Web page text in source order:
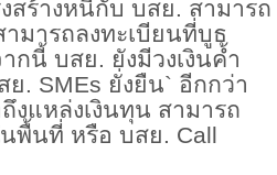
สร้างหนี้กับ บสย. สามารถ
ามารถลงทะเบียนที่บูธ
กนี้ บสย. ยังมีวงเงินค้ำ
ย. SMEs ยั่งยืน` อีกกว่า
ถึงแหล่งเงินทุน สามารถ
พื้นที่ หรือ บสย. Call